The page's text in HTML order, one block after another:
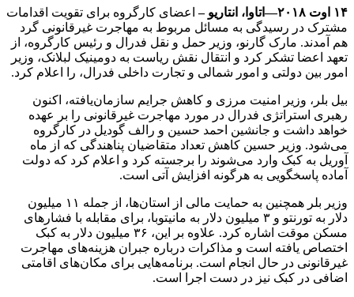
۱۴ اوت ۲۰۱۸—اتاوا، انتاریو –
اعضای کارگروه برای تقویت اقدامات
مشترک در رسیدگی به مسائل مربوط به مهاجرت غیرقانونی گرد
هم آمدند. مارک گارنو، وزیر حمل و نقل فدرال و رئیس کارگروه، از
تعهد اعضا تشکر کرد و انتقال نقش ریاست به دومینیک لبلانک، وزیر
امور بین دولتی و امور شمالی و تجارت داخلی فدرال، را اعلام کرد.
بیل بلر، وزیر امنیت مرزی و کاهش جرایم سازمان‌یافته، اکنون
رهبری استراتژی فدرال در مورد مهاجرت غیرقانونی را بر عهده
خواهد داشت و جانشین احمد حسین و رالف گودیل در کارگروه
می‌شود. وزیر حسین کاهش تعداد متقاضیان پناهندگی که از ماه
آوریل به کبک وارد می‌شوند را برجسته کرد و اعلام کرد که دولت
آماده پاسخگویی به هرگونه افزایش آتی است.
وزیر بلر همچنین به حمایت مالی از استان‌ها، از جمله ۱۱ میلیون
دلار به تورنتو و ۳ میلیون دلار به مانیتوبا، برای مقابله با فشارهای
مسکن موقت اشاره کرد. علاوه بر این، ۳۶ میلیون دلار به کبک
اختصاص یافته است و مذاکرات درباره جبران هزینه‌های مهاجرت
غیرقانونی در حال انجام است. برنامه‌هایی برای مکان‌های اقامتی
اضافی در کبک نیز در دست اجرا است.